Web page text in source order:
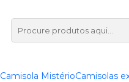
Camisola MistérioCamisolas